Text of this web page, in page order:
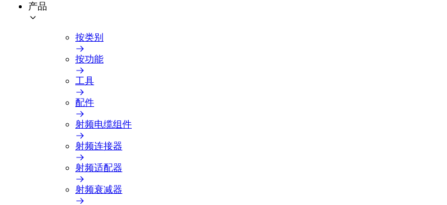
产品
按类别
按功能
工具
配件
射频电缆组件
射频连接器
射频适配器
射频衰减器